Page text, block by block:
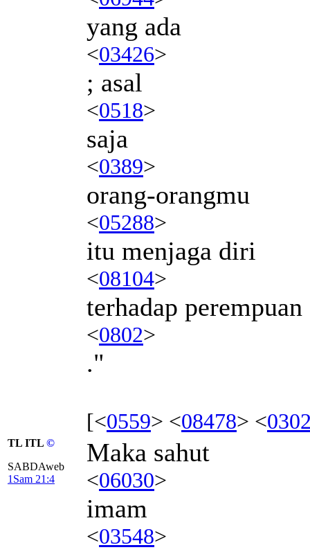
yang ada
<03426>
; asal
<0518>
saja
<0389>
orang-orangmu
<05288>
itu menjaga diri
<08104>
terhadap perempuan
<0802>
."
[<0559> <08478> <
TL ITL ©
SABDAweb
1Sam 21:4
Maka sahut
<06030>
imam
<03548>